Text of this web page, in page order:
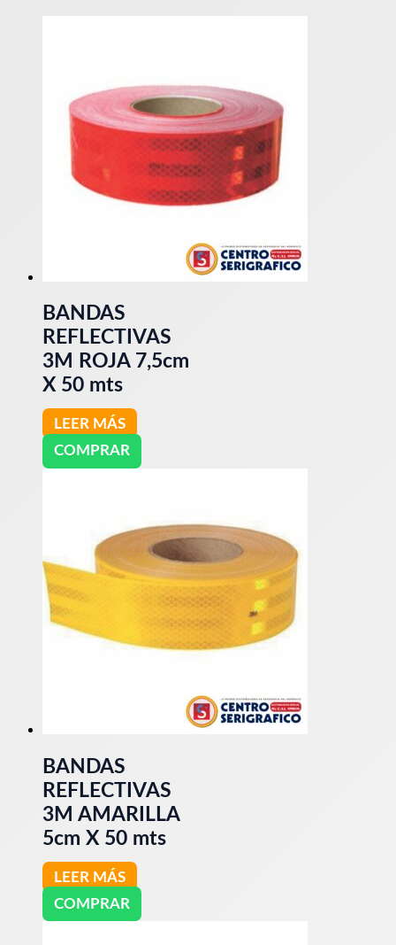
BANDAS
REFLECTIVAS
3M ROJA 7,5cm
X 50 mts
LEER MÁS
COMPRAR
BANDAS
REFLECTIVAS
3M AMARILLA
5cm X 50 mts
LEER MÁS
COMPRAR